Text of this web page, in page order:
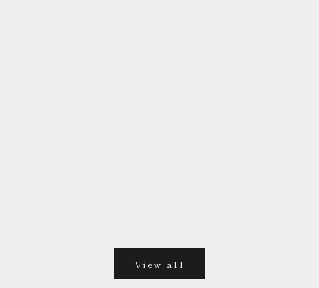
View all